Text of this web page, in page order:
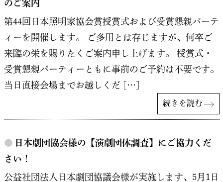
のご案内
第44回日本照明家協会賞授賞式および受賞懇親パーテ
ィーを開催します。 ご多用とは存じますが、何卒ご
来臨の栄を賜りたくご案内申し上げます。 授賞式・
受賞懇親パーティーともに事前のご予約は不要です。
当日直接会場までお越しくだ […]
続きを読む
● 日本劇団協会様の【演劇団体調査】にご協力くだ
さい！
公益社団法人日本劇団協議会様が実施します、5月1日